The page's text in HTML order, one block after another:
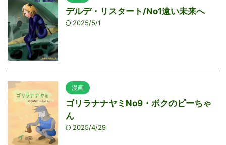
デルデ・リスタート/No1遠い未来へ
2025/5/1
漫画
ゴリラナナヤミNo9・ボクのピーちゃ
ん
2025/4/29